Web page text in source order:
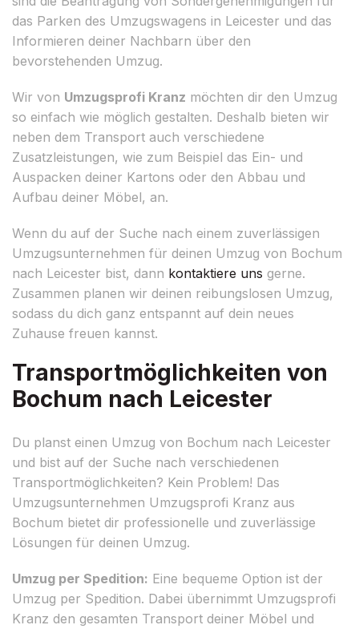
das Parken des Umzugswagens in Leicester und das
Informieren deiner Nachbarn über den
bevorstehenden Umzug.
Wir von Umzugsprofi Kranz möchten dir den Umzug
so einfach wie möglich gestalten. Deshalb bieten wir
neben dem Transport auch verschiedene
Zusatzleistungen, wie zum Beispiel das Ein- und
Auspacken deiner Kartons oder den Abbau und
Aufbau deiner Möbel, an.
Wenn du auf der Suche nach einem zuverlässigen
Umzugsunternehmen für deinen Umzug von Bochum
nach Leicester bist, dann kontaktiere uns gerne.
Zusammen planen wir deinen reibungslosen Umzug,
sodass du dich ganz entspannt auf dein neues
Zuhause freuen kannst.
Transportmöglichkeiten von
Bochum nach Leicester
Du planst einen Umzug von Bochum nach Leicester
und bist auf der Suche nach verschiedenen
Transportmöglichkeiten? Kein Problem! Das
Umzugsunternehmen Umzugsprofi Kranz aus
Bochum bietet dir professionelle und zuverlässige
Lösungen für deinen Umzug.
Umzug per Spedition: Eine bequeme Option ist der
Umzug per Spedition. Dabei übernimmt Umzugsprofi
Kranz den gesamten Transport deiner Möbel und